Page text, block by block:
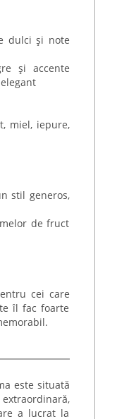
dulci și note
și accente
miel, iepure,
stil generos,
de fruct
cei care
îl fac foarte
este situată
a lucrat la